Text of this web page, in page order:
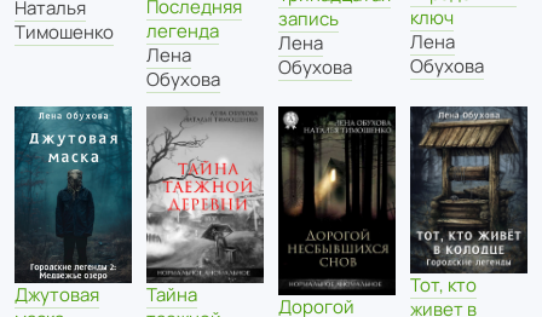
Наталья
Тимошенко
Последняя
легенда
Лена
Обухова
запись
Лена
Обухова
ключ
Лена
Обухова
Джутовая
Тайна
Дорогой
Тот, кто
живет в